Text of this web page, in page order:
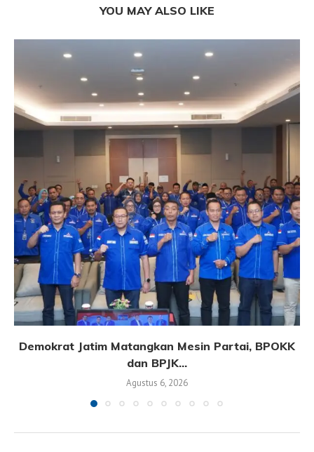
YOU MAY ALSO LIKE
Demokrat Jatim Matangkan Mesin Partai, BPOKK
dan BPJK...
Agustus 6, 2026